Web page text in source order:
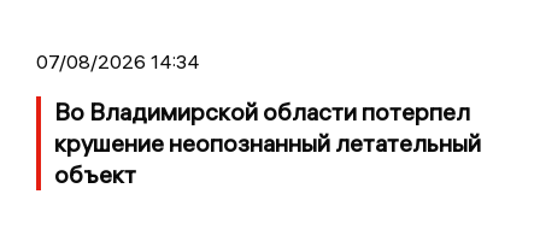
07/08/2026 14:34
Во Владимирской области потерпел
крушение неопознанный летательный
объект